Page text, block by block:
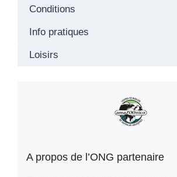
Conditions
Info pratiques
Loisirs
A propos de l’ONG partenaire